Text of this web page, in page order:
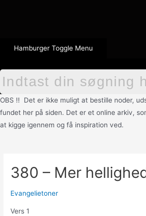
Hamburger Toggle Menu
OBS !! Det er ikke muligt at bestille noder,
fundet her på siden. Det er et online arkiv,
at kigge igennem og få inspiration ved.
380 – Mer
Evangelietoner
Vers 1